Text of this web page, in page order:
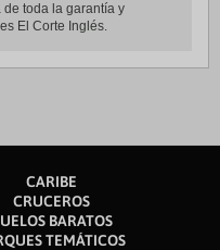
de toda la garantía y
El Corte Inglés.
CARIBE
CRUCEROS
BARATOS
TEMÁTICOS